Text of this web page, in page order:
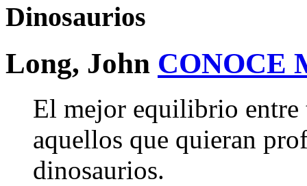
Dinosaurios
Long, John CONOCE
El mejor equilibrio entre
aquellos que quieran
dinosaurios.